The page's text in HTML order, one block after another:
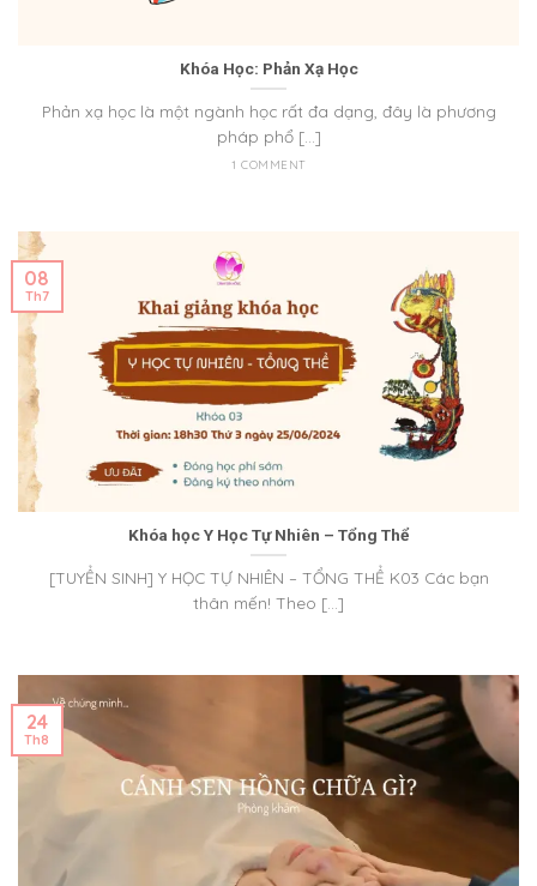
Khóa Học: Phản Xạ Học
Phản xạ học là một ngành học rất đa dạng, đây là phương
pháp phổ [...]
1 COMMENT
Khóa học Y Học Tự Nhiên – Tổng Thể
[TUYỂN SINH] Y HỌC TỰ NHIÊN – TỔNG THỂ K03 Các bạn
thân mến! Theo [...]
08
Th7
24
Th8